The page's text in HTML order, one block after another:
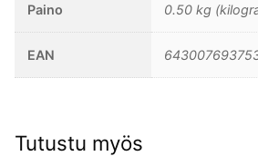
Paino 0.50 kg
EAN
Tutustu myös